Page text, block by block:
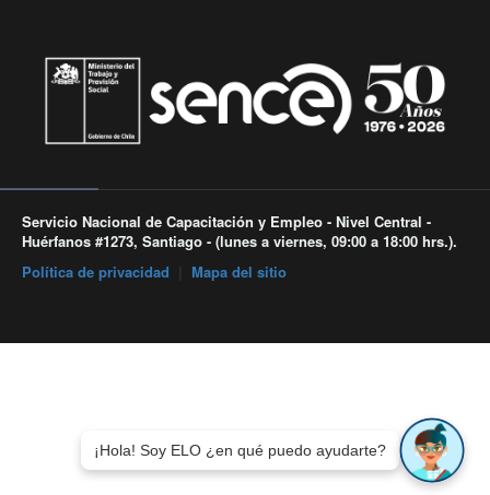
Servicio Nacional de Capacitación y Empleo - Nivel Central -
Huérfanos #1273, Santiago - (lunes a viernes, 09:00 a 18:00 hrs.).
Política de privacidad
Mapa del sitio
¡Hola! Soy ELO ¿en qué puedo ayudarte?